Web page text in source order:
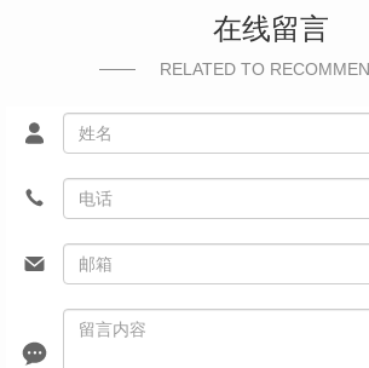
在线留言
RELATED TO